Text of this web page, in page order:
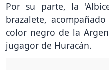
Por su parte, la
brazalete,
color negro de la
jugagor de Huracán.